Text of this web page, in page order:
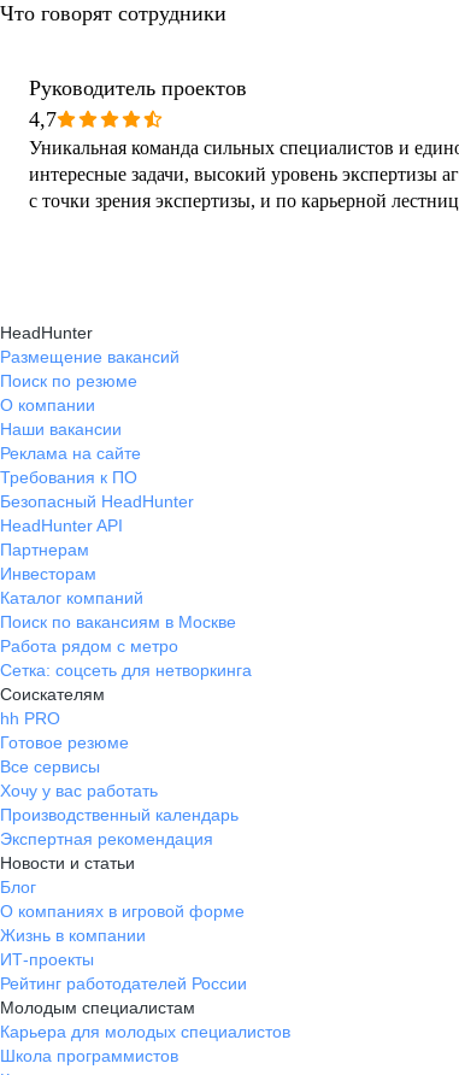
Что говорят сотрудники
Руководитель проектов
4,7
Уникальная команда сильных специалистов и
интересные задачи, высокий уровень экспертизы
с точки зрения экспертизы, и по карьерной
HeadHunter
Размещение вакансий
Поиск по резюме
О компании
Наши вакансии
Реклама на сайте
Требования к ПО
Безопасный HeadHunter
HeadHunter API
Партнерам
Инвесторам
Каталог компаний
Поиск по вакансиям в Москве
Работа рядом с метро
Сетка: соцсеть для нетворкинга
Соискателям
hh PRO
Готовое резюме
Все сервисы
Хочу у вас работать
Производственный календарь
Экспертная рекомендация
Новости и статьи
Блог
О компаниях в игровой форме
Жизнь в компании
ИТ-проекты
Рейтинг работодателей России
Молодым специалистам
Карьера для молодых специалистов
Школа программистов